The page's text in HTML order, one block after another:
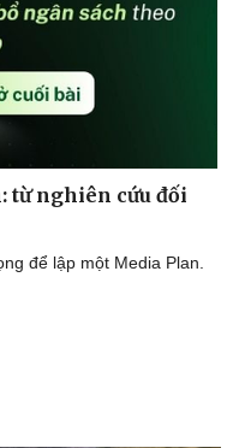
từ nghiên cứu đối
để lập một Media Plan.